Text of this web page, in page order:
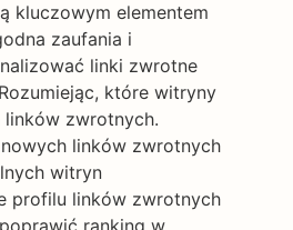
kluczowym elementem
zaufania i
linki zwrotne
które witryny
zwrotnych.
linków zwrotnych
witryn
profilu linków zwrotnych
ranking w